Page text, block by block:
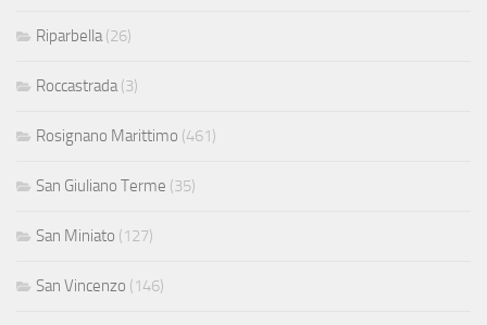
Riparbella (26)
Roccastrada (3)
Rosignano Marittimo (461)
San Giuliano Terme (35)
San Miniato (127)
San Vincenzo (146)